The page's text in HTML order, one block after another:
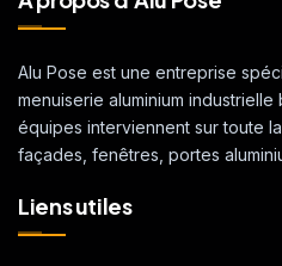
Alu Pose est une entreprise
menuiserie aluminium
équipes interviennent sur toute
façades, fenêtres, portes
Liens utiles